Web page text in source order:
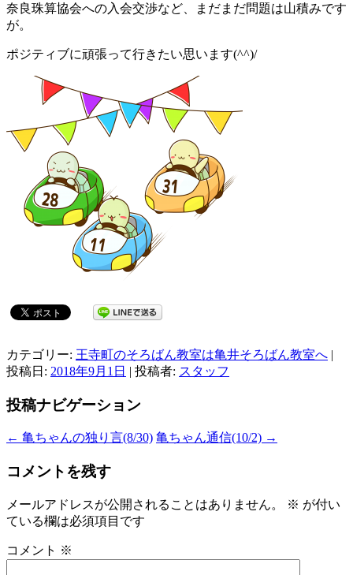
奈良珠算協会への入会交渉など、まだまだ問題は山積みです
が。
ポジティブに頑張って行きたい思います(^^)/
カテゴリー: 王寺町のそろばん教室は亀井そろばん教室へ |
投稿日: 2018年9月1日 | 投稿者: スタッフ
投稿ナビゲーション
← 亀ちゃんの独り言(8/30) 亀ちゃん通信(10/2) →
コメントを残す
メールアドレスが公開されることはありません。 ※ が付い
ている欄は必須項目です
コメント ※